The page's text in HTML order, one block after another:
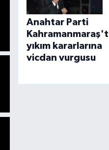
Anahtar Parti
yıkım kararlarına
vicdan vurgusu